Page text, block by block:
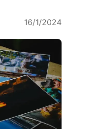
16/1/2024